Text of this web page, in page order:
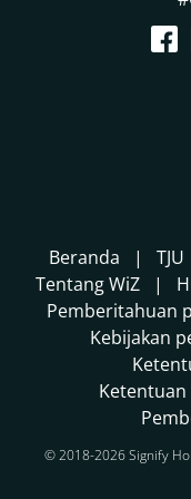
Beranda TJU
Tentang WiZ
Pemberitahuan
Kebijakan
© 2018-2026 Signify